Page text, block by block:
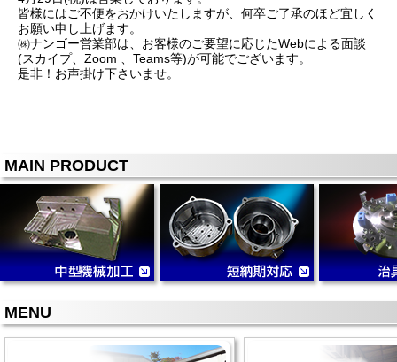
皆様にはご不便をおかけいたしますが、何卒ご了承のほど宜しく
お願い申し上げます。
㈱ナンゴー営業部は、お客様のご要望に応じたWebによる面談
(スカイプ、Zoom 、Teams等)が可能でございます。
是非！お声掛け下さいませ。
MAIN PRODUCT
MENU